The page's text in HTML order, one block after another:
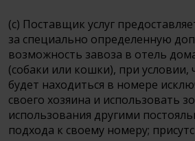
(c) Поставщик услуг
за специально определенную
возможность завоза в отель
(собаки или кошки), при
будет находиться в номере
своего хозяина и использовать
использования другими
подхода к своему номеру;